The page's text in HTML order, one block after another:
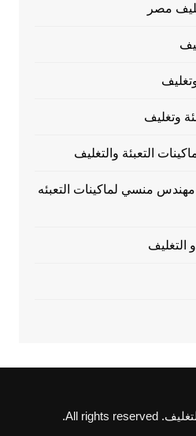
مصر
وتغليف
التعبئة والتغليف
منسي لماكينات التعبئه
التغليف